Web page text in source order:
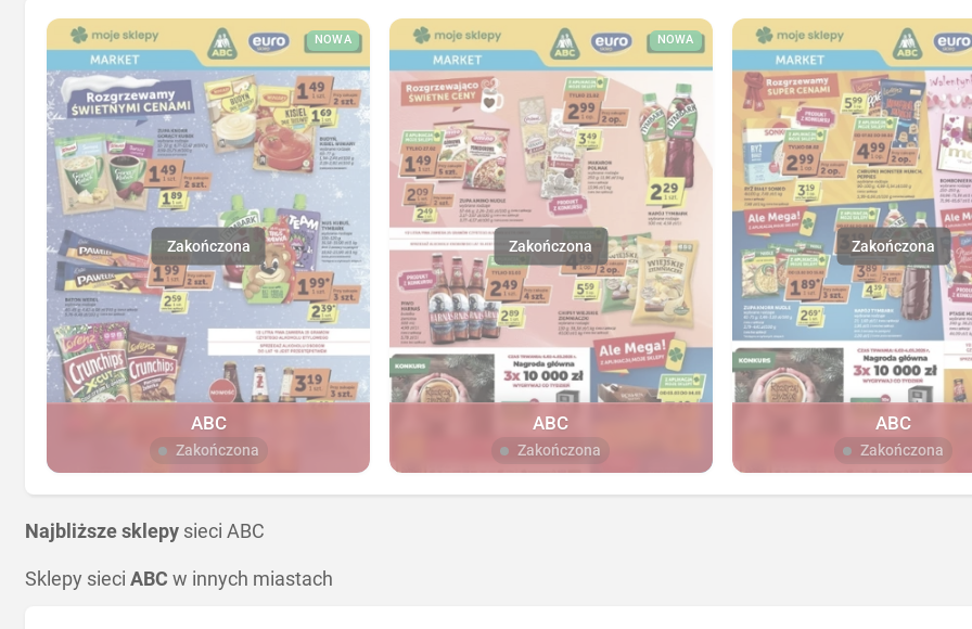
NOWA
ABC
Zakończona
NOWA
ABC
Zakończona
ABC
Zakończona
Najbliższe sklepy sieci ABC
Sklepy sieci ABC w innych miastach